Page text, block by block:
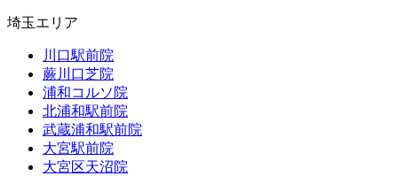
埼玉エリア
川口駅前院
蕨川口芝院
浦和コルソ院
北浦和駅前院
武蔵浦和駅前院
大宮駅前院
大宮区天沼院